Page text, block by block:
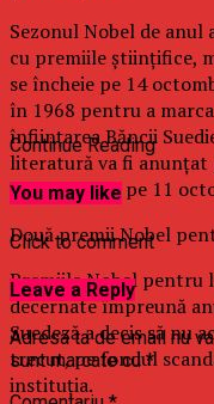
Sezonul Nobel de anul
cu premiile ştiinţifice,
se încheie pe 14
în 1968 pentru a
înfiinţarea Băncii
literatură va fi anunţat
pentru pace, pe 11
Două premii Nobel
Premiile Nobel pentru
decernate împreună
Suedeză a decis să nu
trecut, pe fondul
instituţia.
Continue Reading
You may like
Click to comment
Leave a Reply
Adresa ta de email nu
sunt marcate cu*